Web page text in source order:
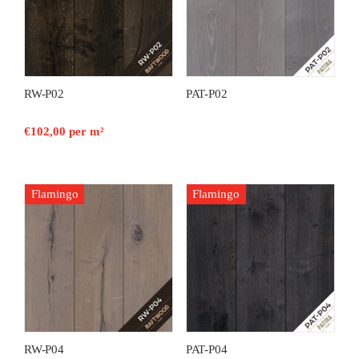
RW-P02
€102,00 per m²
PAT-P02
Flamingo
RW-P04
Flamingo
PAT-P04